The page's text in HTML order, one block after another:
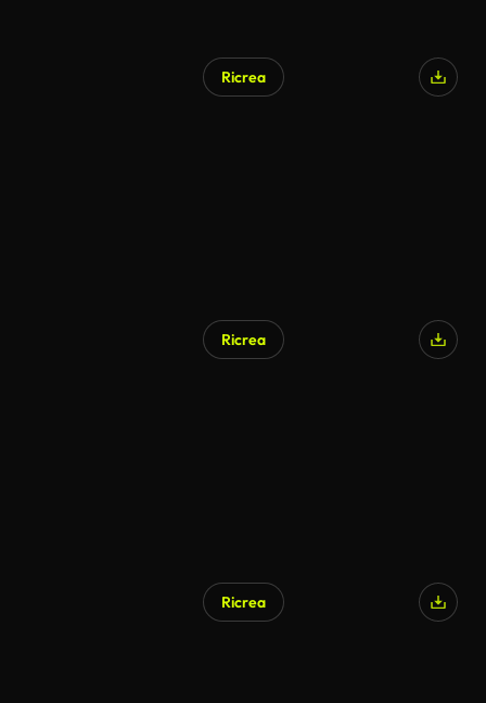
Ricrea
Ricrea
Ricrea